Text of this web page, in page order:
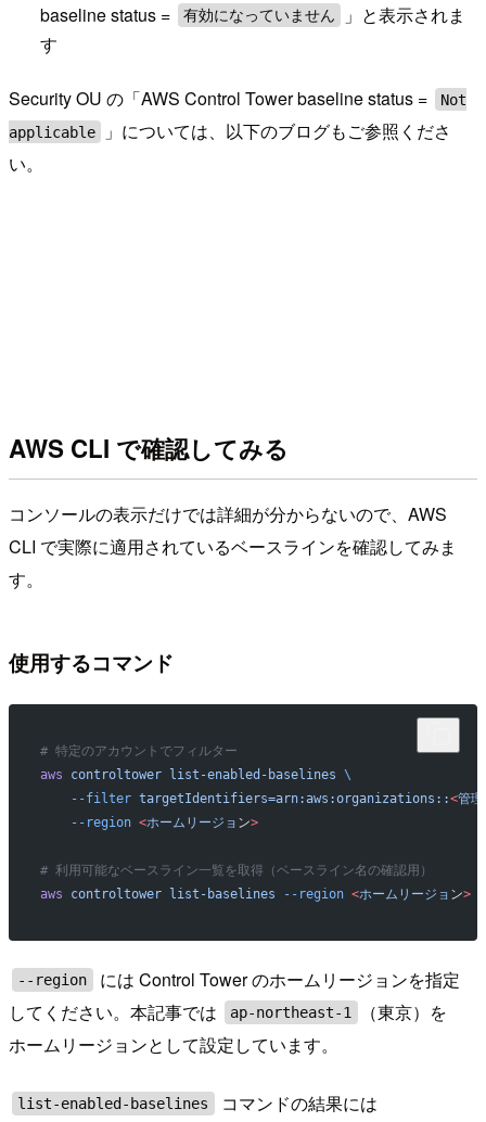
baseline status =
有効になっていません
」と表示されま
す
Security OU の「AWS Control Tower baseline status =
Not
applicable
」については、以下のブログもご参照くださ
い。
AWS CLI で確認してみる
コンソールの表示だけでは詳細が分からないので、AWS
CLI で実際に適用されているベースラインを確認してみま
す。
使用するコマンド
# 特定のアカウントでフィルター
aws controltower list-enabled-baselines \
    --filter
targetIdentifiers=arn:aws:organizations::<管
    --region
<ホームリージョ ン>
# 利用可能なベースライン一覧を取得（ベースライン名の確認用）
aws controltower list-baselines --region <ホームリージョ ン>
--region
には Control Tower のホームリージョンを指定
してください。本記事では
ap-northeast-1
（東京）を
ホームリージョンとして設定しています。
list-enabled-baselines コマンドの結果には